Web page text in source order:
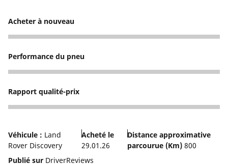
Acheter à nouveau
5
Performance du pneu
5
Rapport qualité-prix
4
Véhicule : Land
Rover Discovery
Acheté le
29.01.26
Distance approximative
parcourue (Km) 800
Publié sur DriverReviews